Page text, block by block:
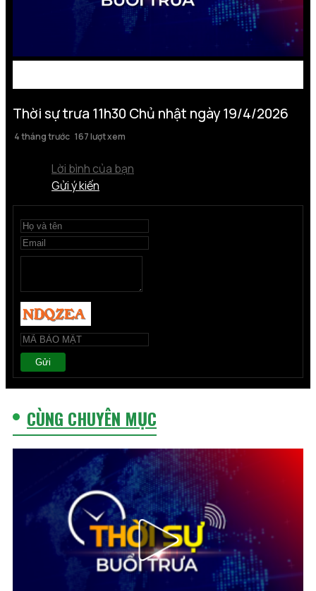
Thời sự trưa 11h30 Chủ nhật ngày 19/4/2026
4 tháng trước 167 lượt xem
Lời bình của bạn
Gửi ý kiến
Gửi
CÙNG CHUYÊN MỤC